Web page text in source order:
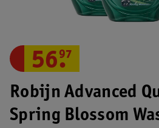
Robijn Advanced
Spring Blossom
56.
97